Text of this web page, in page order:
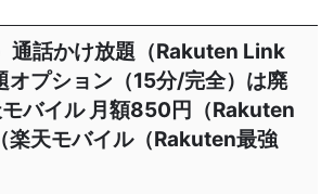
通話かけ放題（Rakuten Link
オプション（15分/完全）は廃
バイル 月額850円（Rakuten
楽天モバイル（Rakuten最強